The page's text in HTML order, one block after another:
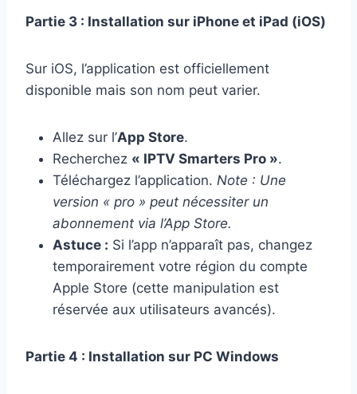
Partie 3 : Installation sur iPhone et iPad (iOS)
Sur iOS, l’application est officiellement
disponible mais son nom peut varier.
Allez sur l’App Store.
Recherchez « IPTV Smarters Pro ».
Téléchargez l’application. Note : Une
version « pro » peut nécessiter un
abonnement via l’App Store.
Astuce : Si l’app n’apparaît pas, changez
temporairement votre région du compte
Apple Store (cette manipulation est
réservée aux utilisateurs avancés).
Partie 4 : Installation sur PC Windows